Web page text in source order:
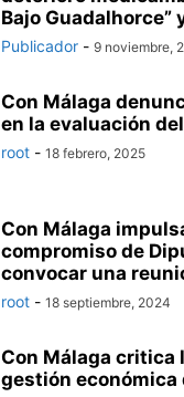
Bajo Guadalhorce”
Publicador - 9 noviembre,
Con Málaga
en la evaluación
root - 18 febrero, 2025
Con Málaga
compromiso de
convocar una
root - 18 septiembre, 2024
Con Málaga critica
gestión económica